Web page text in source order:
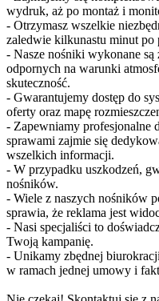
wydruk, aż po montaż i
- Otrzymasz wszelkie
zaledwie kilkunastu minut po
- Nasze nośniki wykonane są
odpornych na warunki
skuteczność.
- Gwarantujemy dostęp do
oferty oraz mapę
- Zapewniamy profesjonalne
sprawami zajmie się
wszelkich informacji.
- W przypadku uszkodzeń,
nośników.
- Wiele z naszych nośników
sprawia, że reklama jest
- Nasi specjaliści to
Twoją kampanię.
- Unikamy zbędnej
w ramach jednej umowy i